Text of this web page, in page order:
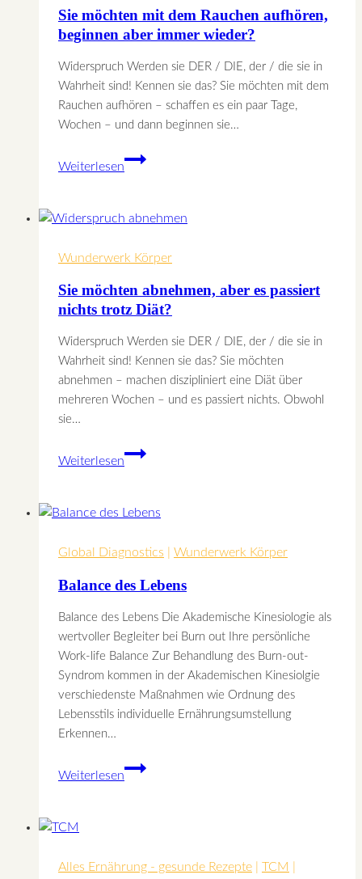
Anspannung?
Sie möchten mit dem Rauchen aufhören,
beginnen aber immer wieder?
Widerspruch Werden sie DER / DIE, der / die sie in
Wahrheit sind! Kennen sie das? Sie möchten mit dem
Rauchen aufhören – schaffen es ein paar Tage,
Wochen – und dann beginnen sie…
Weiterlesen
Sie
möchten
dem
aufhören,
aber
immer
wieder?
Wunderwerk Körper
Sie möchten abnehmen, aber es passiert
nichts trotz Diät?
Widerspruch Werden sie DER / DIE, der / die sie in
Wahrheit sind! Kennen sie das? Sie möchten
abnehmen – machen diszipliniert eine Diät über
mehreren Wochen – und es passiert nichts. Obwohl
sie…
Weiterlesen
Sie
aber
passiert
trotz
Diät?
Global Diagnostics Wunderwerk Körper
Balance des Lebens
Balance des Lebens Die Akademische Kinesiologie als
wertvoller Begleiter bei Burn out Ihre persönliche
Work-life Balance Zur Behandlung des Burn-out-
Syndrom kommen in der Akademischen Kinesiolgie
verschiedenste Maßnahmen wie Ordnung des
Lebensstils individuelle Ernährungsumstellung
Erkennen…
Weiterlesen
Balance
des
Alles Ernährung - gesunde Rezepte TCM